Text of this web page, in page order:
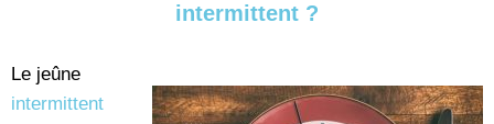
intermittent ?
Le jeûne
intermittent